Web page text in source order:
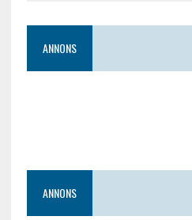
ANNONS
ANNONS